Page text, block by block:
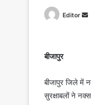
Editor
बीजापुर
बीजापुर जिले में
सुरक्षाबलों ने